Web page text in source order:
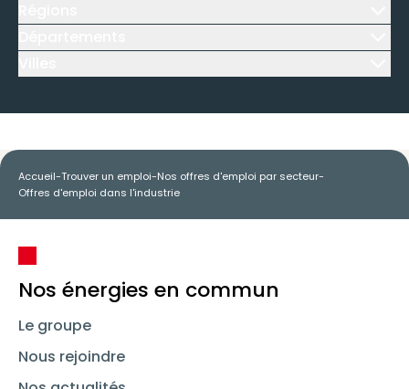
Accueil-Trouver un emploi-Nos offres d'emploi par secteur-
Offres d'emploi dans l'industrie
Nos énergies en commun
Le groupe
Nous rejoindre